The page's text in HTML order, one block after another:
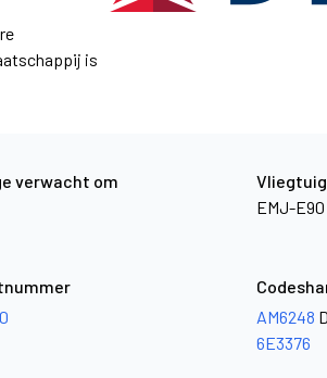
is
verwacht om
Vliegtuig
EMJ-E90
AM6248
6E3376